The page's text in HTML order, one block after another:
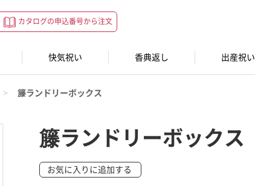
カタログの申込番号から注文
快気祝い 香典返し 出産祝い
籐ランドリーボックス
籐ランドリーボックス
お気に入りに追加する